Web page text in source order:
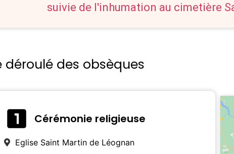
suivie de l'inhumation au cimetière
déroulé des obsèques
Cérémonie religieuse
Eglise Saint Martin de Léognan